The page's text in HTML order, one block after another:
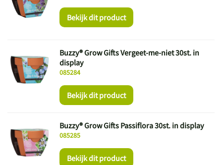
Bekijk dit product
085284
Buzzy® Grow Gifts Vergeet-me-niet 30st. in
display
Bekijk dit product
085285
Buzzy® Grow Gifts Passiflora 30st. in display
Bekijk dit product